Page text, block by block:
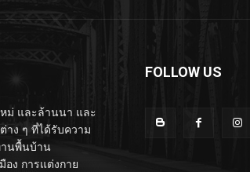
หม่ และล้านนา และ
าง ๆ ที่ได้รับความ
านพื้นบ้าน
ง การแต่งกาย
FOLLOW US